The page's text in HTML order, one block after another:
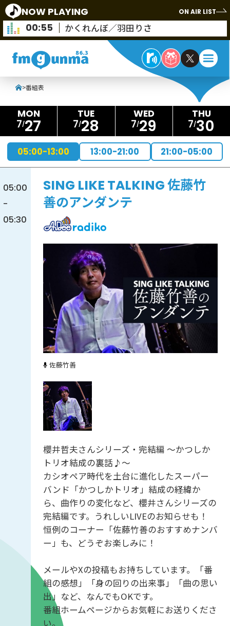
NOW PLAYING ON AIR LIST
00:55 かくれんぼ／羽田りさ
>番組表
7 27 7 28 7 29 7 30
05:00-13:00 13:00-21:00 21:00-05:00
05:00
-
05:30
SING LIKE TALKING 佐藤竹
善のアンダンテ
佐藤竹善
櫻井哲夫さんシリーズ・完結編 〜かつしか
トリオ結成の裏話♪〜
カシオペア時代を土台に進化したスーパー
バンド「かつしかトリオ」結成の経緯か
ら、曲作りの変化など、櫻井さんシリーズの
完結編です。うれしいLIVEのお知らせも！
恒例のコーナー「佐藤竹善のおすすめナンバ
ー」も、どうぞお楽しみに！
メールやXの投稿もお持ちしています。「番
組の感想」「身の回りの出来事」「曲の思い
出」など、なんでもOKです。
番組ホームページからお気軽にお送りくださ
い。